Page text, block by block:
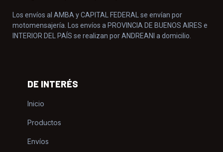
Los envíos al AMBA y CAPITAL FEDERAL se envían por
motomensajería. Los envíos a PROVINCIA DE BUENOS AIRES e
INTERIOR DEL PAÍS se realizan por ANDREANI a domicilio.
DE INTERÉS
Inicio
Productos
Envíos